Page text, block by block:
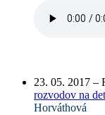
23. 05. 2017 –
rozvodov na
Horváthová